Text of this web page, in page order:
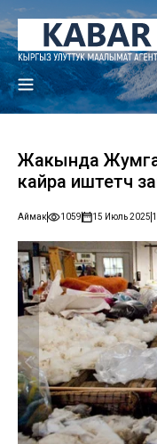
Жакында
кайра иштетүүчү
Аймак 1059 15 Июль 2025